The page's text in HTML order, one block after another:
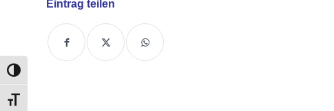
Umschalten auf hohe Kontraste
Schrift vergrößern
Eintrag teilen